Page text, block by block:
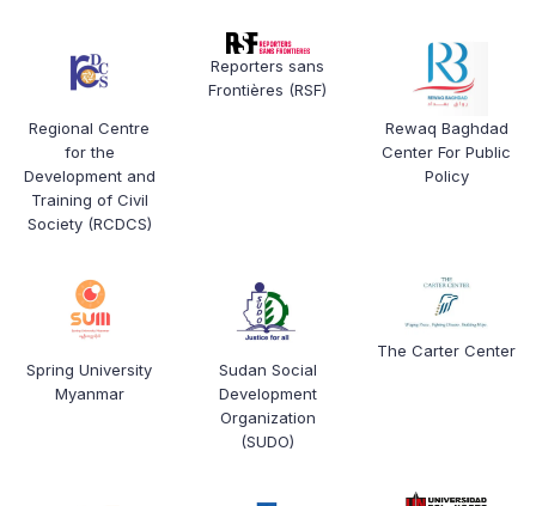
Regional Centre
for the
Development and
Training of Civil
Society (RCDCS)
Reporters sans
Frontières (RSF)
Rewaq Baghdad
Center For Public
Policy
Spring University
Myanmar
Sudan Social
Development
Organization
(SUDO)
The Carter Center